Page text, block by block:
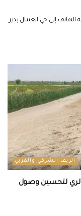
خدمة الهاتف إلى حي العمال بدير
الريف الشرقي والغربي
الري لتحسين وصول